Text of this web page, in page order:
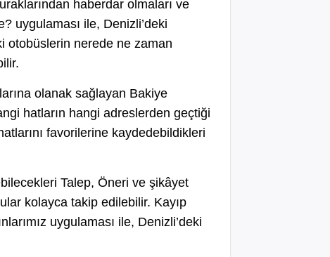
haberdar olmaları ve
uygulaması ile, Denizli’deki
otobüslerin nerede ne zaman
olanak sağlayan Bakiye
hatların hangi adreslerden geçtiği
favorilerine kaydedebildikleri
Talep, Öneri ve şikâyet
kolayca takip edilebilir. Kayıp
uygulaması ile, Denizli’deki